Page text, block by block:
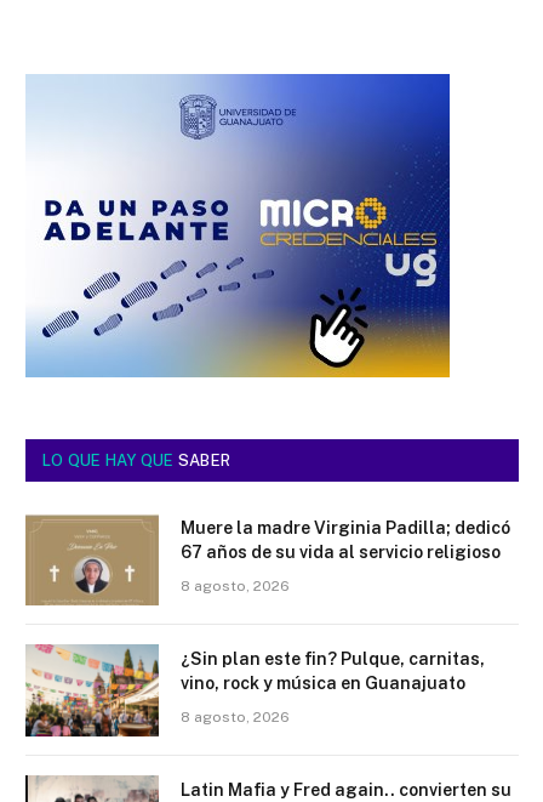
LO QUE HAY QUE SABER
Muere la madre Virginia Padilla; dedicó
67 años de su vida al servicio religioso
8 agosto, 2026
¿Sin plan este fin? Pulque, carnitas,
vino, rock y música en Guanajuato
8 agosto, 2026
Latin Mafia y Fred again.. convierten su